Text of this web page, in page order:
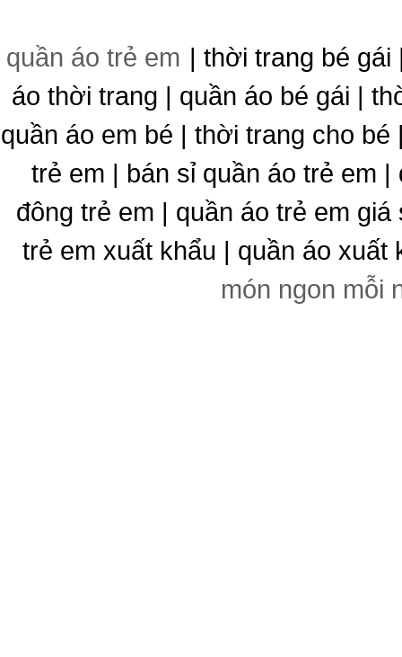
quần áo trẻ em | thời trang bé gái
áo thời trang | quần áo bé gái |
quần áo em bé | thời trang cho
trẻ em | bán sỉ quần áo trẻ em
đông trẻ em | quần áo trẻ em
trẻ em xuất khẩu | quần áo xuất
món ngon mỗi